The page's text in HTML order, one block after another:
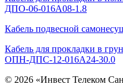
ДПО-06-016А08-1.8
Кабель подвесной
Кабель для прокладки в
ОПН-ДПС-12-016А24-30.0
© 2026 «Инвест Телеком